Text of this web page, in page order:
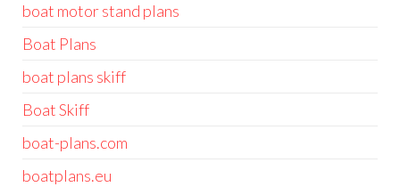
boat motor stand plans
Boat Plans
boat plans skiff
Boat Skiff
boat-plans.com
boatplans.eu